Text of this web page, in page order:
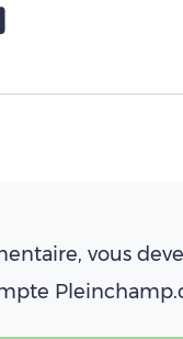
vous